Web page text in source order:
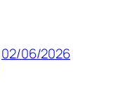
02/06/2026